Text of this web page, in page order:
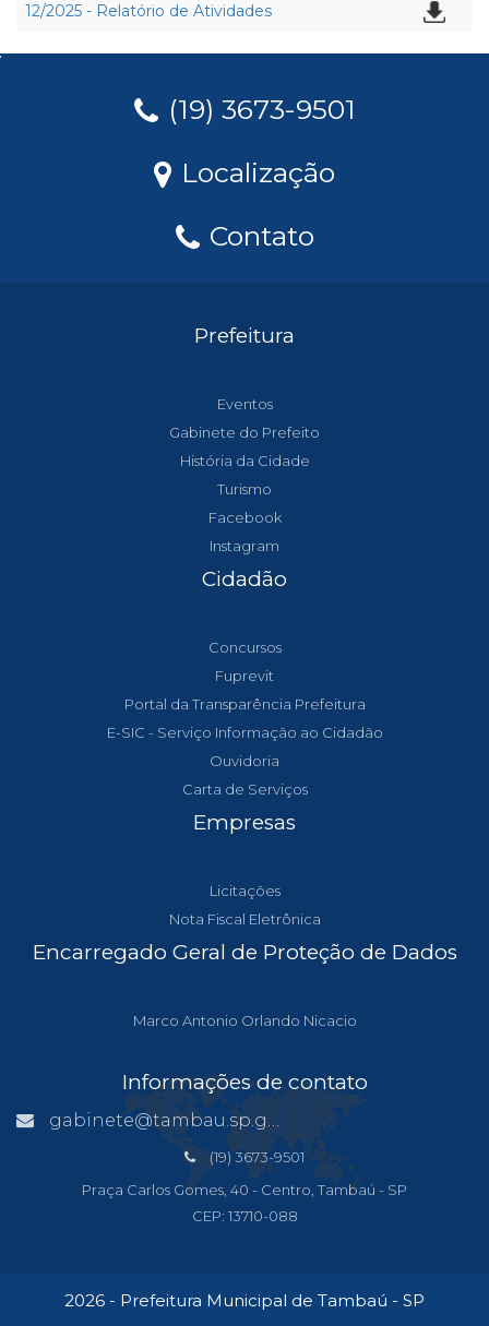
12/2025 - Relatório de Atividades
(19) 3673-9501
Localização
Contato
Prefeitura
Eventos
Gabinete do Prefeito
História da Cidade
Turismo
Facebook
Instagram
Cidadão
Concursos
Fuprevit
Portal da Transparência Prefeitura
E-SIC - Serviço Informação ao Cidadão
Ouvidoria
Carta de Serviços
Empresas
Licitações
Nota Fiscal Eletrônica
Encarregado Geral de Proteção de Dados
Marco Antonio Orlando Nicacio
Informações de contato
gabinete@tambau.sp.gov.br
(19) 3673-9501
Praça Carlos Gomes, 40 - Centro, Tambaú - SP
CEP: 13710-088
2026 - Prefeitura Municipal de Tambaú - SP